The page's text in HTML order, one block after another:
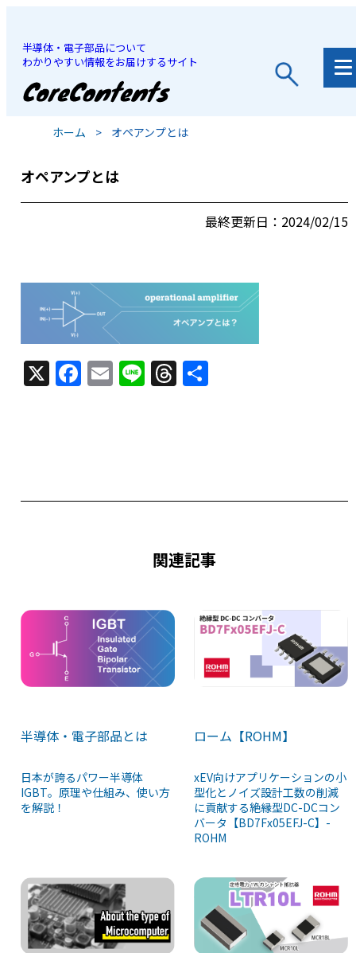
半導体・電子部品について
わかりやすい情報をお届けするサイト
JP
ホーム > オペアンプとは
オペアンプとは
最終更新日：2024/02/15
X F
a
o
E
m
Li
n
T
h
s
関連記事
半導体・電子部品とは
日本が誇るパワー半導体
IGBT。原理や仕組み、使い方
を解説！
ローム【ROHM】
xEV向けアプリケーションの小
型化とノイズ設計工数の削減
に貢献する絶縁型DC-DCコン
バータ【BD7Fx05EFJ-C】-
ROHM